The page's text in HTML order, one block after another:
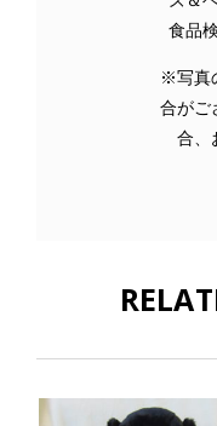
食品
※写真
合がご
合、